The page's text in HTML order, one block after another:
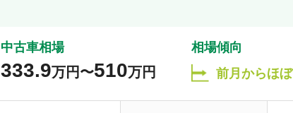
中古車相場
333.9万円〜510万円
相場傾向
前月からほ